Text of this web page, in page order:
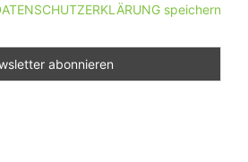
speichern